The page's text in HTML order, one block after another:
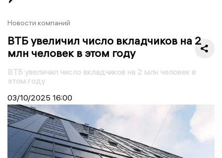
Новости компаний
ВТБ увеличил число вкладчиков на 2
млн человек в этом году
ВТБ увеличил число вкладчиков на 2 млн человек в
этом году
03/10/2025 16:00